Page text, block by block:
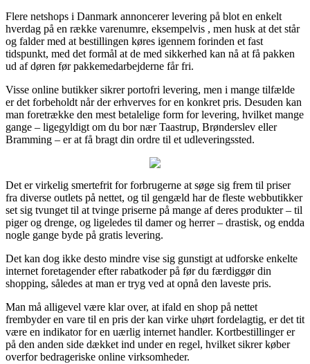
Flere netshops i Danmark annoncerer levering på blot en enkelt
hverdag på en række varenumre, eksempelvis , men husk at det står
og falder med at bestillingen køres igennem forinden et fast
tidspunkt, med det formål at de med sikkerhed kan nå at få pakken
ud af døren før pakkemedarbejderne får fri.
Visse online butikker sikrer portofri levering, men i mange tilfælde
er det forbeholdt når der erhverves for en konkret pris. Desuden kan
man foretrække den mest betalelige form for levering, hvilket mange
gange – ligegyldigt om du bor nær Taastrup, Brønderslev eller
Bramming – er at få bragt din ordre til et udleveringssted.
Det er virkelig smertefrit for forbrugerne at søge sig frem til priser
fra diverse outlets på nettet, og til gengæld har de fleste webbutikker
set sig tvunget til at tvinge priserne på mange af deres produkter – til
piger og drenge, og ligeledes til damer og herrer – drastisk, og endda
nogle gange byde på gratis levering.
Det kan dog ikke desto mindre vise sig gunstigt at udforske enkelte
internet foretagender efter rabatkoder på før du færdiggør din
shopping, således at man er tryg ved at opnå den laveste pris.
Man må alligevel være klar over, at ifald en shop på nettet
frembyder en vare til en pris der kan virke uhørt fordelagtig, er det tit
være en indikator for en uærlig internet handler. Kortbestillinger er
på den anden side dækket ind under en regel, hvilket sikrer køber
overfor bedrageriske online virksomheder.